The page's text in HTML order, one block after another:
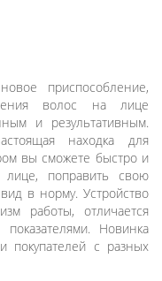
приспособление,
волос на лице
и результативным.
находка для
вы сможете быстро и
лице, поправить свою
в норму. Устройство
работы, отличается
Новинка
покупателей с разных